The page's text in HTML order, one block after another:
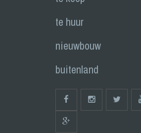
te huur
nieuwbouw
buitenland